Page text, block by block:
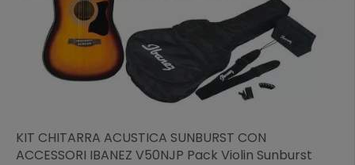
KIT CHITARRA ACUSTICA SUNBURST CON
ACCESSORI IBANEZ V50NJP Pack Violin Sunburst